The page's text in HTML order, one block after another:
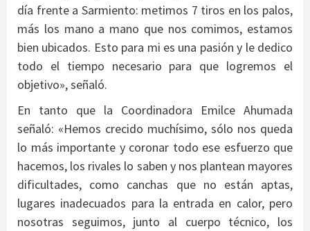
día frente a Sarmiento: metimos 7 tiros en los palos,
más los mano a mano que nos comimos, estamos
bien ubicados. Esto para mi es una pasión y le dedico
todo el tiempo necesario para que logremos el
objetivo», señaló.
En tanto que la Coordinadora Emilce Ahumada
señaló: «Hemos crecido muchísimo, sólo nos queda
lo más importante y coronar todo ese esfuerzo que
hacemos, los rivales lo saben y nos plantean mayores
dificultades, como canchas que no están aptas,
lugares inadecuados para la entrada en calor, pero
nosotras seguimos, junto al cuerpo técnico, los